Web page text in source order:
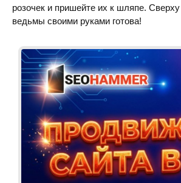
розочек и пришейте их к шляпе.
ведьмы своими руками готова!